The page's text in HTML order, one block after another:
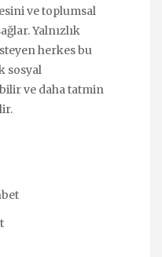
ve toplumsal
Yalnızlık
herkes bu
sosyal
ve daha tatmin